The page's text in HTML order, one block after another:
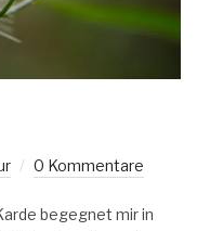
0 Kommentare
begegnet mir in